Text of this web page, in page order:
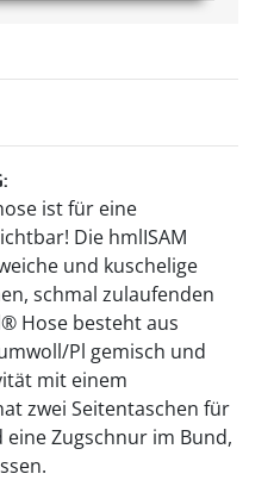
ist für eine
Die hmlISAM
und kuschelige
schmal zulaufenden
Hose besteht aus
Pl gemisch und
mit einem
zwei Seitentaschen für
Zugschnur im Bund,